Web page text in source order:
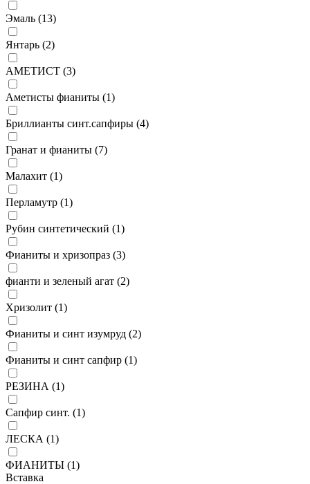
Эмаль (13)
Янтарь (2)
АМЕТИСТ (3)
Аметисты фианиты (1)
Бриллианты синт.сапфиры (4)
Гранат и фианиты (7)
Малахит (1)
Перламутр (1)
Рубин синтетический (1)
Фианиты и хризопраз (3)
фианти и зеленый агат (2)
Хризолит (1)
Фианиты и синт изумруд (2)
Фианиты и синт сапфир (1)
РЕЗИНА (1)
Сапфир синт. (1)
ЛЕСКА (1)
ФИАНИТЫ (1)
Вставка